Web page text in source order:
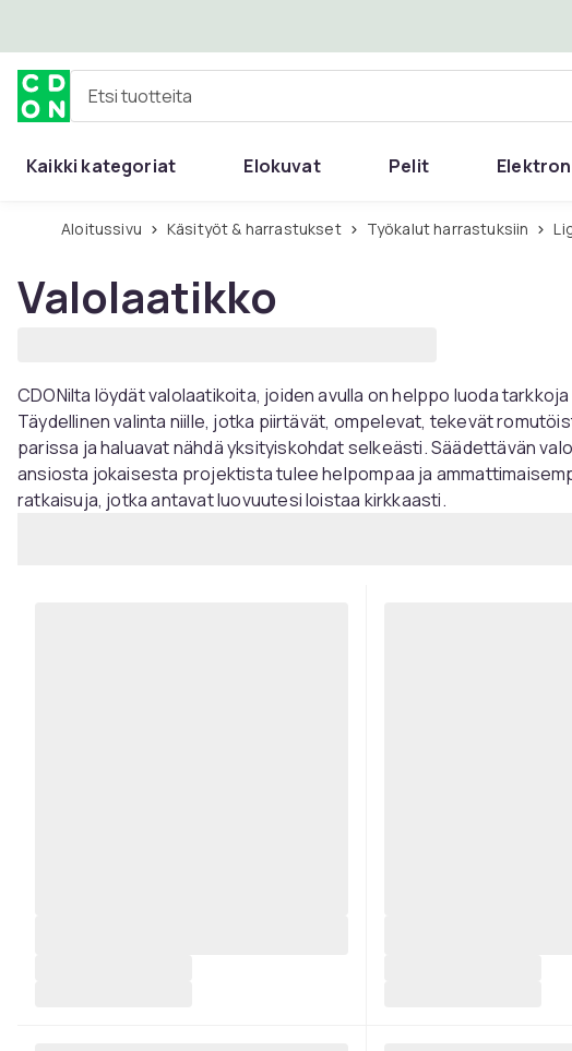
Etsi tuotteita
Kaikki kategoriat Elokuvat Pelit
Aloitussivu Käsityöt & harrastukset Työkalut harrastuksiin
Valolaatikko
CDONilta löydät valolaatikoita, joiden avulla on helppo luoda
Täydellinen valinta niille, jotka piirtävät, ompelevat, tekevät
parissa ja haluavat nähdä yksityiskohdat selkeästi. Säädettävän
ansiosta jokaisesta projektista tulee helpompaa ja
ratkaisuja, jotka antavat luovuutesi loistaa kirkkaasti.